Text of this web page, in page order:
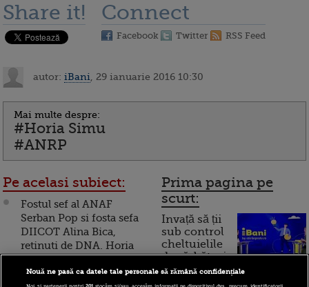
Share it! Connect
Facebook Twitter RSS Feed
autor: iBani , 29 ianuarie 2016 10:30
Mai multe despre:
#Horia Simu
#ANRP
Pe acelasi subiect:
Fostul sef al ANAF
Serban Pop si fosta sefa
DIICOT Alina Bica,
retinuti de DNA. Horia
Prima pagina pe
scurt:
Invață să ții
sub control
cheltuielile
de sărbători.
Cum
Nouă ne pasă ca datele tale personale să rămână confidențiale